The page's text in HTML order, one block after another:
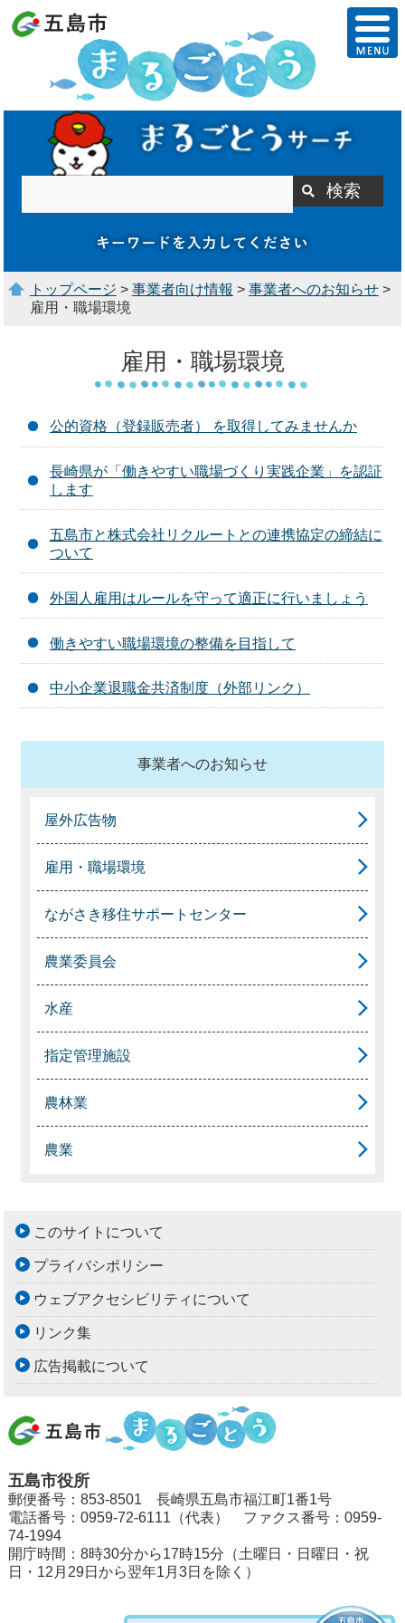
トップページ > 事業者向け情報 > 事業者へのお知らせ>
雇用・職場環境
雇用・職場環境
公的資格（登録販売者） を取得してみませんか
長崎県が「働きやすい職場づくり実践企業」を認証
します
五島市と株式会社リクルートとの連携協定の締結に
ついて
外国人雇用はルールを守って適正に行いましょう
働きやすい職場環境の整備を目指して
中小企業退職金共済制度（外部リンク）
事業者へのお知らせ
屋外広告物
雇用・職場環境
ながさき移住サポートセンター
農業委員会
水産
指定管理施設
農林業
農業
このサイトについて
プライバシポリシー
ウェブアクセシビリティについて
リンク集
広告掲載について
五島市役所
郵便番号：853-8501 長崎県五島市福江町1番1号
電話番号：0959-72-6111（代表） ファクス番号：0959-
74-1994
開庁時間：8時30分から17時15分（土曜日・日曜日・祝
日・12月29日から翌年1月3日を除く）